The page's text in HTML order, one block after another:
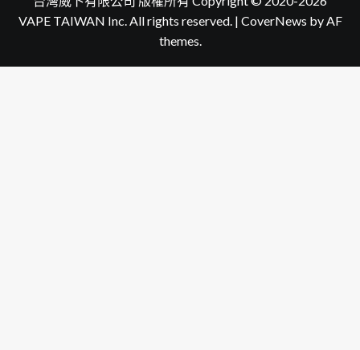
VAPE TAIWAN Inc. All rights reserved. | CoverNews by AF
themes.